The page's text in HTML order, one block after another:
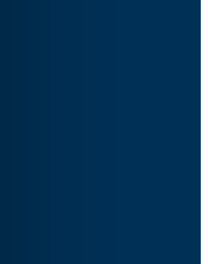
adscrito al 100%